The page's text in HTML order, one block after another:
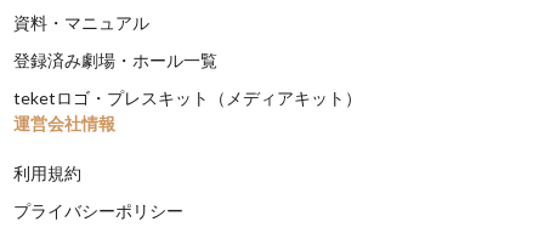
資料・マニュアル
登録済み劇場・ホール一覧
teketロゴ・プレスキット（メディアキット）
運営会社情報
利用規約
プライバシーポリシー